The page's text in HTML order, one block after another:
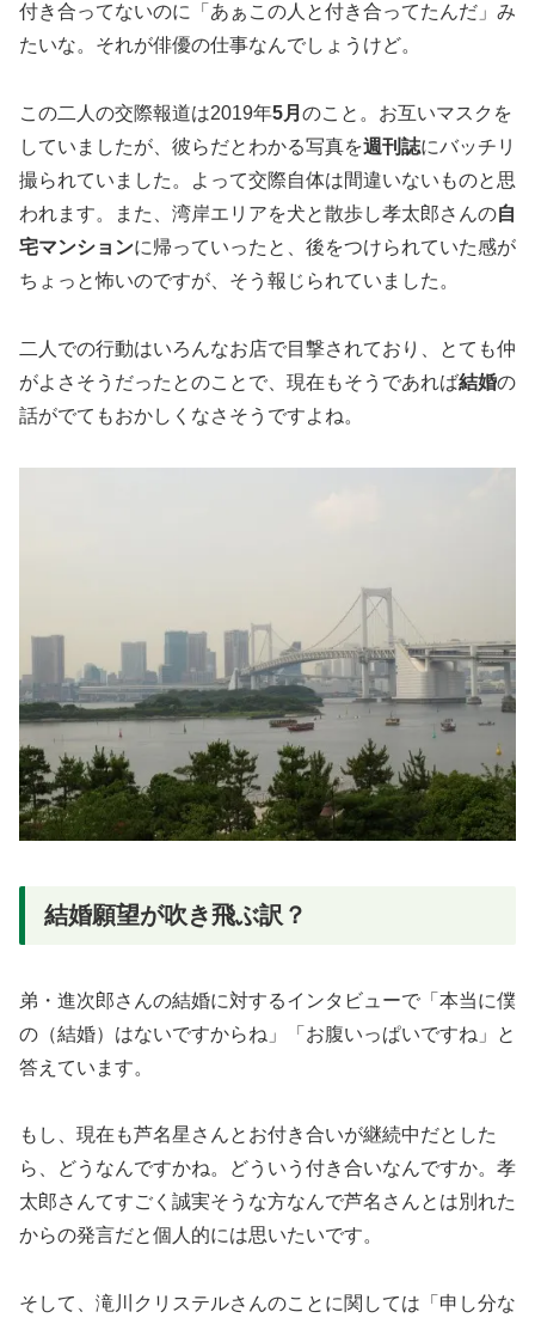
付き合ってないのに「あぁこの人と付き合ってたんだ」み
たいな。それが俳優の仕事なんでしょうけど。
この二人の交際報道は2019年5月 のこと。お互いマスクを
していましたが、彼らだとわかる写真を週刊誌にバッチリ
撮られていました。よって交際自体は間違いないものと思
われます。また、湾岸エリアを犬と散歩し孝太郎さんの自
宅マンションに帰っていったと、後をつけられていた感が
ちょっと怖いのですが、そう報じられていました。
二人での行動はいろんなお店で目撃されており、とても仲
がよさそうだったとのことで、現在もそうであれば結婚の
話がでてもおかしくなさそうですよね。
結婚願望が吹き飛ぶ訳？
弟・進次郎さんの結婚に対するインタビューで「本当に僕
の（結婚）はないですからね」「お腹いっぱいですね」と
答えています。
もし、現在も芦名星さんとお付き合いが継続中だとした
ら、どうなんですかね。どういう付き合いなんですか。孝
太郎さんてすごく誠実そうな方なんで芦名さんとは別れた
からの発言だと個人的には思いたいです。
そして、滝川クリステルさんのことに関しては「申し分な